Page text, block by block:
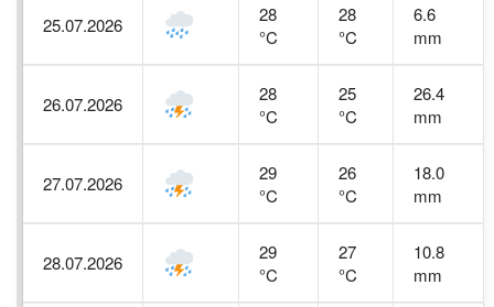
25.07.2026
28
°C
28
°C
6.6
mm
26.07.2026
28
°C
25
°C
26.4
mm
27.07.2026
29
°C
26
°C
18.0
mm
28.07.2026
29
°C
27
°C
10.8
mm